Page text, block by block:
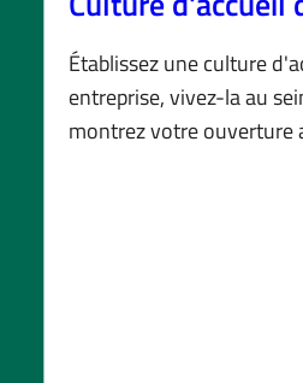
Établissez une culture
entreprise, vivez-la au
montrez votre ouverture